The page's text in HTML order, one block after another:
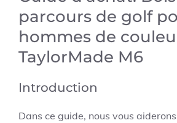
parcours de golf
hommes de
TaylorMade M6
Introduction
Dans ce guide, nous vous